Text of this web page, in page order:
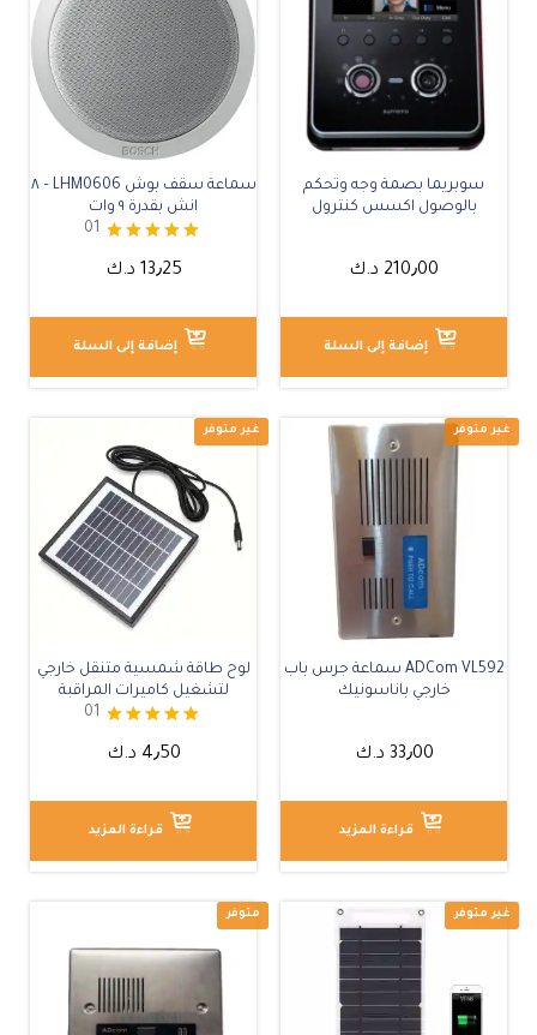
سوبريما بصمة وجه وتحكم
بالوصول اكسس كنترول
210٫00 د.ك
إضافة إلى السلة
سماعة سقف بوش LHM0606 – ٨
انش بقدرة ٩ وات
تم التقييم
5.00
01
13٫25 د.ك
إضافة إلى السلة
ADCom VL592 سماعة جرس باب
خارجي باناسونيك
33٫00 د.ك
قراءة المزيد
لوح طاقة شمسية متنقل خارجي
لتشغيل كاميرات المراقبة
تم التقييم
5.00
01
4٫50 د.ك
قراءة المزيد